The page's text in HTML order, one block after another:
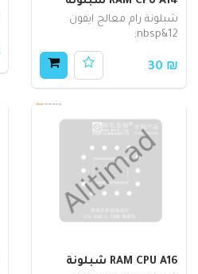
شبلونة رام معالج ايفون
12&nbsp;
₪ 30
RAM CPU A16 شبلونة